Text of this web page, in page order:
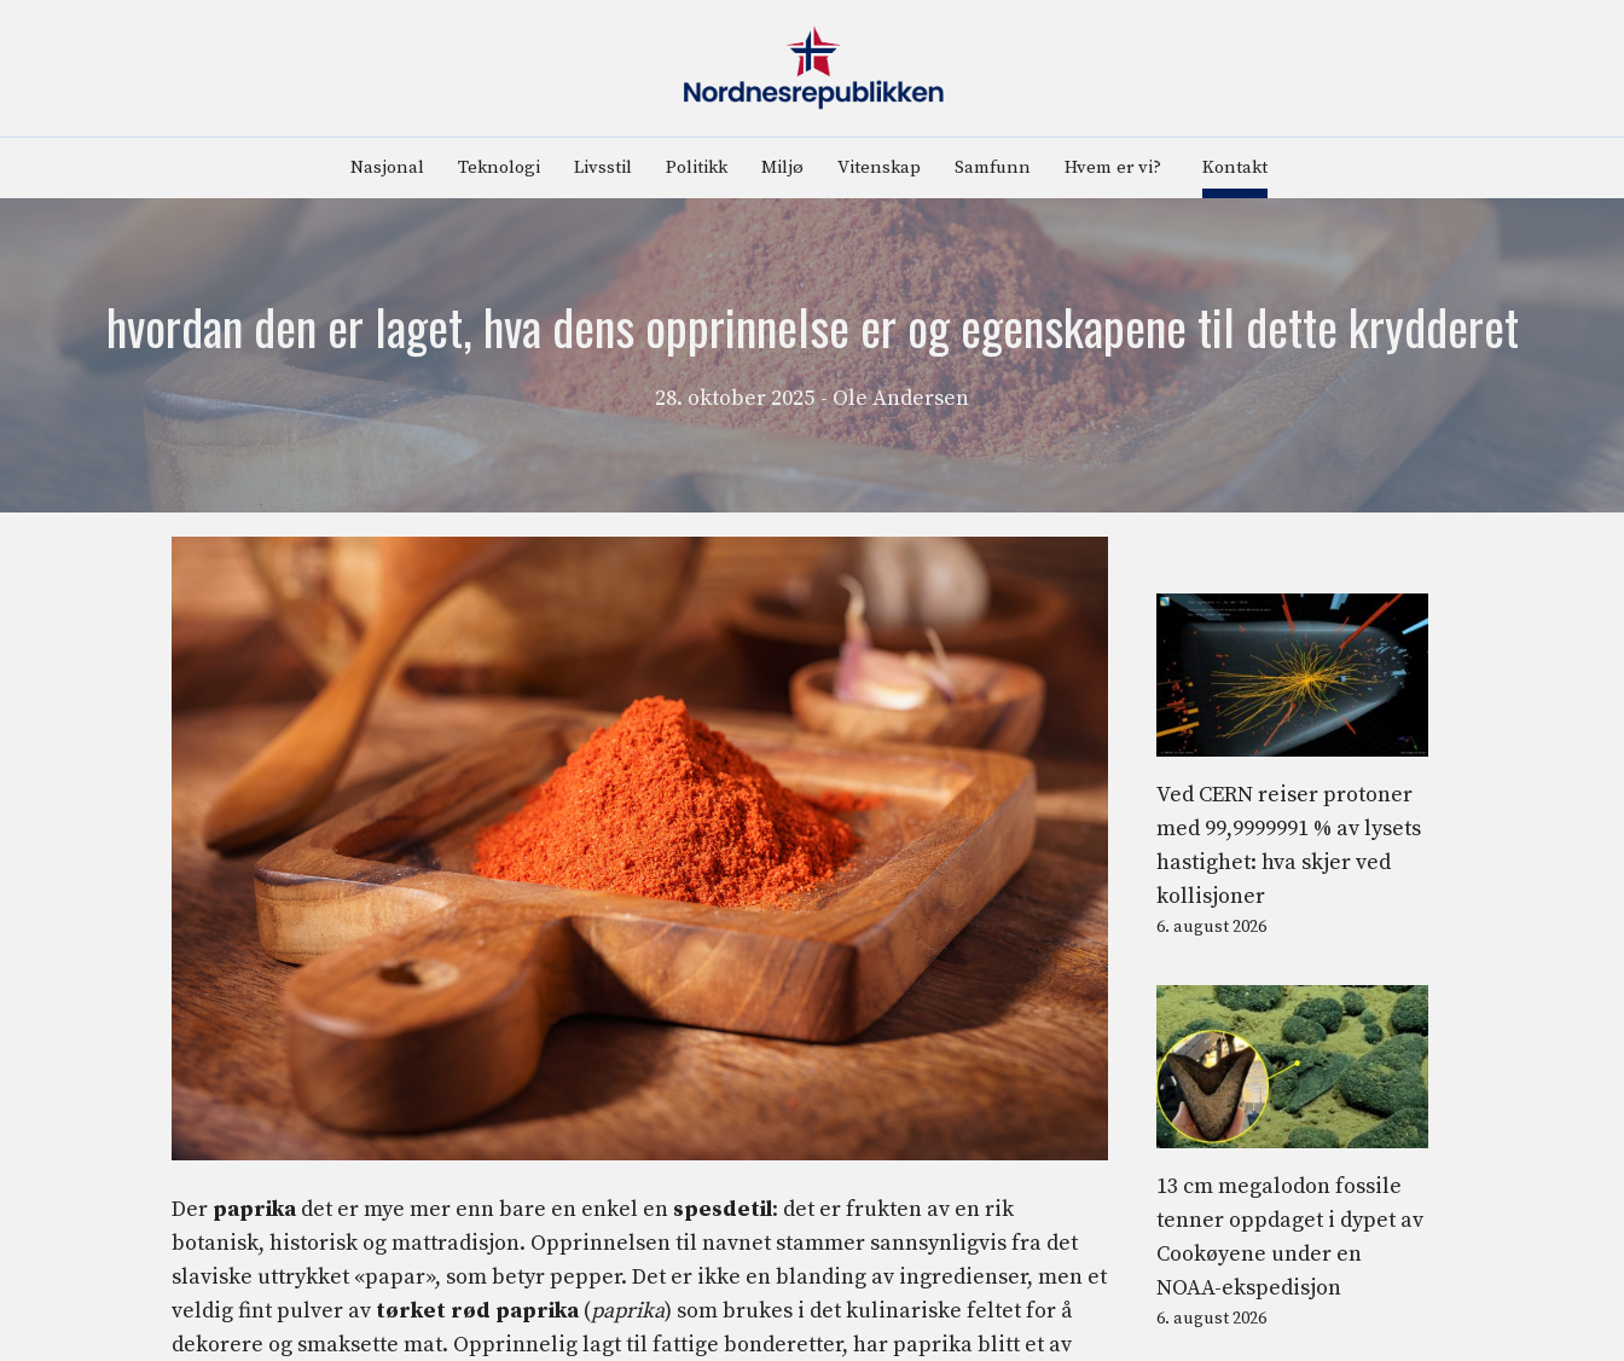
Nasjonal Teknologi Livsstil Politikk Miljø Vitenskap Samfunn Hvem er vi? Kontakt
hvordan den er laget, hva dens opprinnelse er og egenskapene til dette krydderet
28. oktober 2025 - Ole Andersen
Der paprika det er mye mer enn bare en enkel en spesdetil: det er frukten av en rik
botanisk, historisk og mattradisjon. Opprinnelsen til navnet stammer sannsynligvis fra det
slaviske uttrykket «papar», som betyr pepper. Det er ikke en blanding av ingredienser, men et
veldig fint pulver av tørket rød paprika (paprika) som brukes i det kulinariske feltet for å
dekorere og smaksette mat. Opprinnelig lagt til fattige bonderetter, har paprika blitt et av
Ved CERN reiser protoner
med 99,9999991 % av lysets
hastighet: hva skjer ved
kollisjoner
6. august 2026
13 cm megalodon fossile
tenner oppdaget i dypet av
Cookøyene under en
NOAA-ekspedisjon
6. august 2026